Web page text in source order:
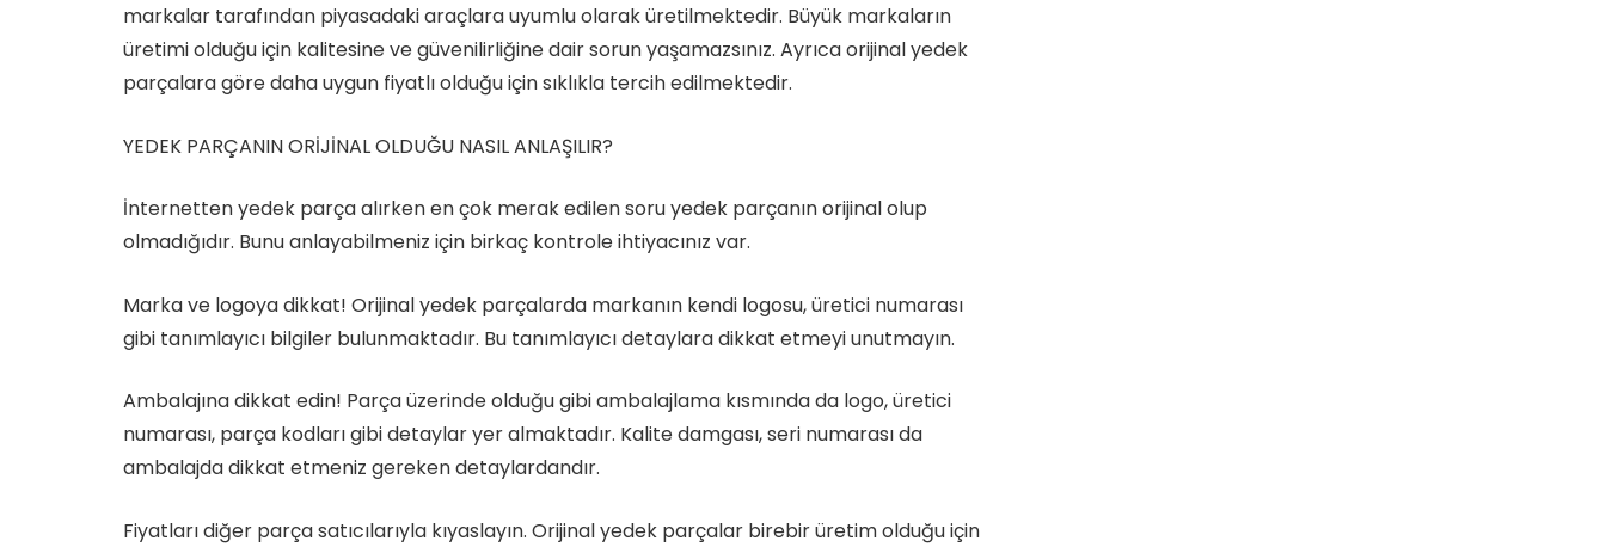
markalar tarafından piyasadaki araçlara uyumlu olarak üretilmektedir. Büyük markaların
üretimi olduğu için kalitesine ve güvenilirliğine dair sorun yaşamazsınız. Ayrıca orijinal yedek
parçalara göre daha uygun fiyatlı olduğu için sıklıkla tercih edilmektedir.
YEDEK PARÇANIN ORİJİNAL OLDUĞU NASIL ANLAŞILIR?
İnternetten yedek parça alırken en çok merak edilen soru yedek parçanın orijinal olup
olmadığıdır. Bunu anlayabilmeniz için birkaç kontrole ihtiyacınız var.
Marka ve logoya dikkat! Orijinal yedek parçalarda markanın kendi logosu, üretici numarası
gibi tanımlayıcı bilgiler bulunmaktadır. Bu tanımlayıcı detaylara dikkat etmeyi unutmayın.
Ambalajına dikkat edin! Parça üzerinde olduğu gibi ambalajlama kısmında da logo, üretici
numarası, parça kodları gibi detaylar yer almaktadır. Kalite damgası, seri numarası da
ambalajda dikkat etmeniz gereken detaylardandır.
Fiyatları diğer parça satıcılarıyla kıyaslayın. Orijinal yedek parçalar birebir üretim olduğu için